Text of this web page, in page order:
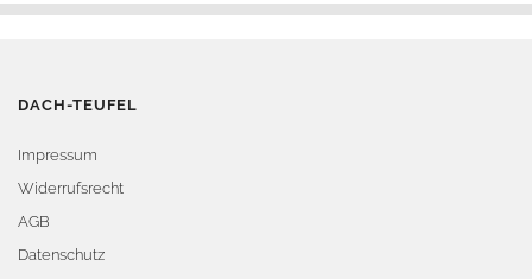
DACH-TEUFEL
Impressum
Widerrufsrecht
AGB
Datenschutz